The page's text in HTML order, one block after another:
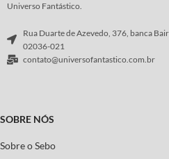
Universo Fantástico.
Rua Duarte de Azevedo, 376, banca
02036-021
contato@universofantastico.com.br
SOBRE NÓS
Sobre o Sebo